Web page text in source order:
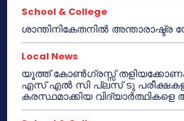
School & College
ശാന്തിനികേതനിൽ അന്താരാഷ്ട്ര
Local News
യൂത്ത് കോൺഗ്രസ്സ് തളിയക്കോണം
എസ് എൽ സി പ്ലസ് ടു
കരസ്ഥമാക്കിയ വിദ്യാർത്ഥികളെ